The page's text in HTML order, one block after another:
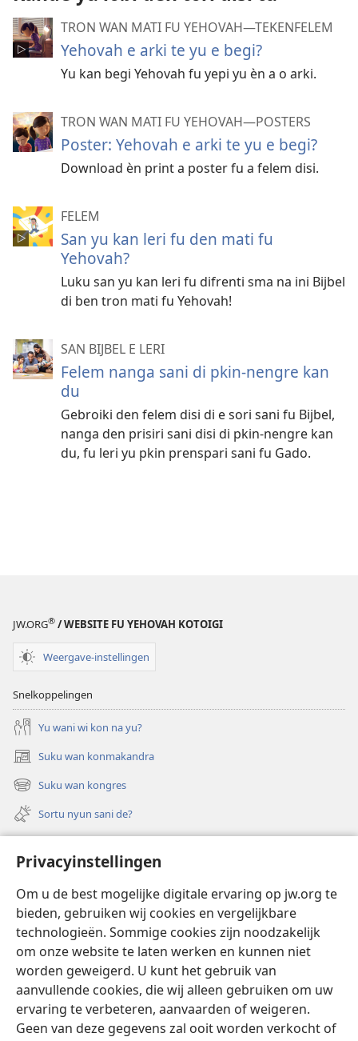
Privacyinstellingen
Om u de best mogelijke digitale ervaring op jw.org te
bieden, gebruiken wij cookies en vergelijkbare
technologieën. Sommige cookies zijn noodzakelijk
om onze website te laten werken en kunnen niet
worden geweigerd. U kunt het gebruik van
aanvullende cookies, die wij alleen gebruiken om uw
ervaring te verbeteren, aanvaarden of weigeren.
Geen van deze gegevens zal ooit worden verkocht of
TRON WAN MATI FU YEHOVAH​—TEKENFELEM
Yehovah e arki te yu e begi?
Yu kan begi Yehovah fu yepi yu èn a o arki.
TRON WAN MATI FU YEHOVAH​—POSTERS
Poster: Yehovah e arki te yu e begi?
Download èn print a poster fu a felem disi.
FELEM
San yu kan leri fu den mati fu
Yehovah?
Luku san yu kan leri fu difrenti sma na ini Bijbel
di ben tron mati fu Yehovah!
SAN BIJBEL E LERI
Felem nanga sani di pkin-nengre kan
du
Gebroiki den felem disi di e sori sani fu Bijbel,
nanga den prisiri sani disi di pkin-nengre kan
du, fu leri yu pkin prenspari sani fu Gado.
JW.ORG® / WEBSITE FU YEHOVAH KOTOIGI
Weergave-instellingen
Snelkoppelingen
Yu wani wi kon na yu?
Suku wan konmakandra
(opent
nieuw
venster)
Suku wan kongres
(opent
nieuw
venster)
Sortu nyun sani de?
Video’s met audiodescriptie
Suku
Bijdrage
(opent
venster)Waktitoren LIBRARY TAPU INTERNET™
(opent
nieuw
venster)JW Hub ®
(opent